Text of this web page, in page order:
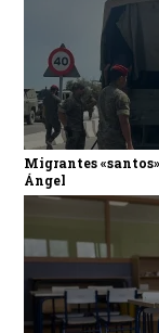
Migrantes
Ángel